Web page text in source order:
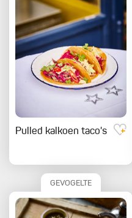
Pulled kalkoen taco's
GEVOGELTE